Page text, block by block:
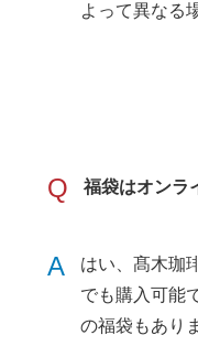
よって異なる
Q 福袋はオンラ
A
はい、髙木珈
でも購入可能
の福袋もあり